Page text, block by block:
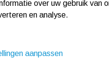
over uw gebruik van
en analyse.
aanpassen